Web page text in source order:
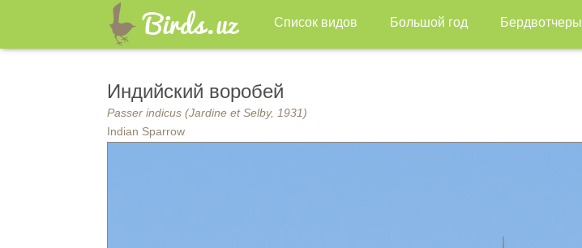
Список видов Большой год Бердвотчеры
Индийский воробей
Passer indicus (Jardine et Selby, 1931)
Indian Sparrow